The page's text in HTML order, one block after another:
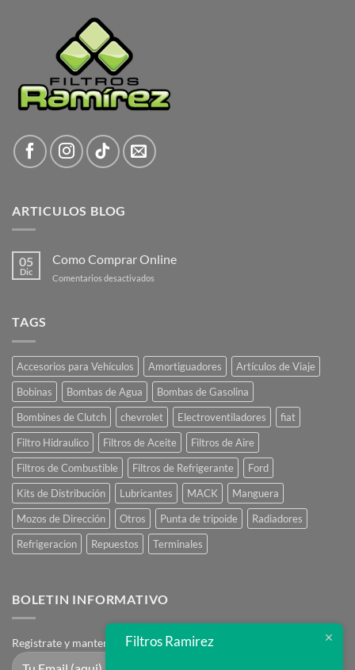
ARTICULOS BLOG
05
Dic
Como Comprar Online
Comentarios desactivados
TAGS
Accesorios para Vehículos Amortiguadores
Artículos de Viaje
Bobinas
Bombas de Agua
Bombas de Gasolina
Bombines de Clutch
chevrolet Electroventiladores
fiat
Filtro Hidraulico
Filtros de Aceite
Filtros de Aire
Filtros de Combustible
Filtros de Refrigerante
Ford
Kits de Distribución
Lubricantes MACK
Manguera
Mozos de Dirección
Otros Punta de tripoide
Radiadores
Refrigeracion
Repuestos Terminales
BOLETIN INFORMATIVO
Registrate y mantente en contacto
Filtros Ramirez